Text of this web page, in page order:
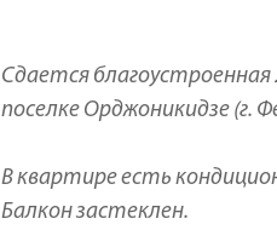
Сдается
поселке Орджоникидзе (г.
В квартире есть
Балкон застеклен.